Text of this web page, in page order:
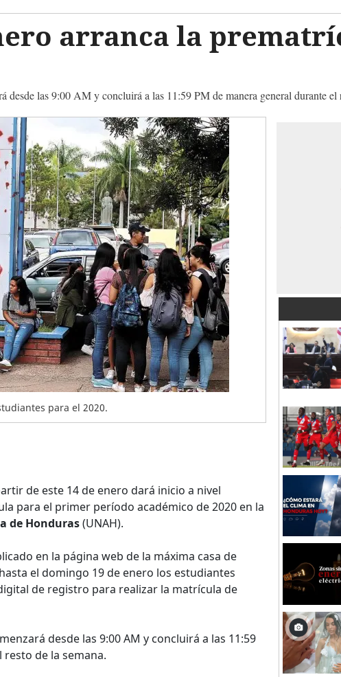
arranca la
desde las 9:00 AM y concluirá a las 11:59 PM de manera general durante el
para el 2020.
de este 14 de enero dará inicio a nivel
para el primer período académico de 2020 en la
de Honduras(UNAH).
en la página web de la máxima casa de
el domingo 19 de enero los estudiantes
de registro para realizar la matrícula de
desde las 9:00 AM y concluirá a las 11:59
de la semana.